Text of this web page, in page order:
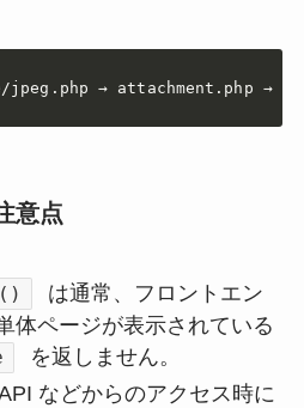
jpeg.php → attachment.php →
意点
は通常、フロントエン
体ページが表示されている
を返しません。
などからのアクセス時に